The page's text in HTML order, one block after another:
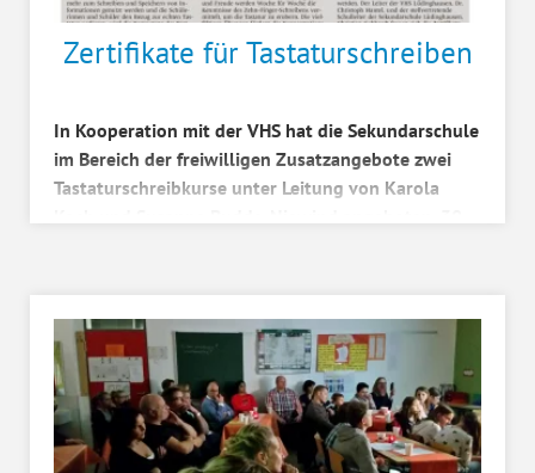
Zertifikate für Tastaturschreiben
In Kooperation mit der VHS hat die Sekundarschule
im Bereich der freiwilligen Zusatzangebote zwei
Tastaturschreibkurse unter Leitung von Karola